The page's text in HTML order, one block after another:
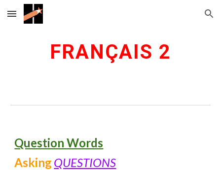
Skip to main content Skip to navigation
FRANÇAIS 2
Question Words
Asking QUESTIONS